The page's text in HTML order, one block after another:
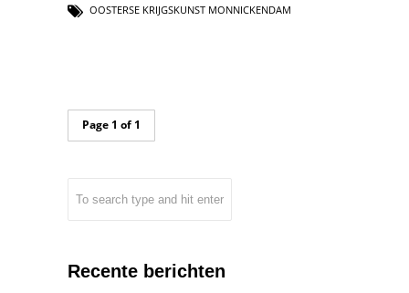
OOSTERSE KRIJGSKUNST MONNICKENDAM
Page 1 of 1
Recente berichten